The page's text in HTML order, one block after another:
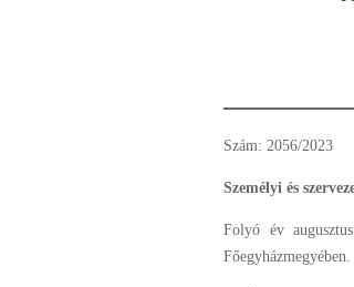
Szám: 2056/2023
Személyi és
Folyó év
Főegyházmegyében.